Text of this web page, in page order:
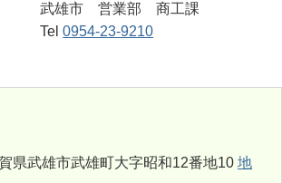
武雄市 営業部 商工課
Tel0954-23-9210
県武雄市武雄町大字昭和12番地10 地